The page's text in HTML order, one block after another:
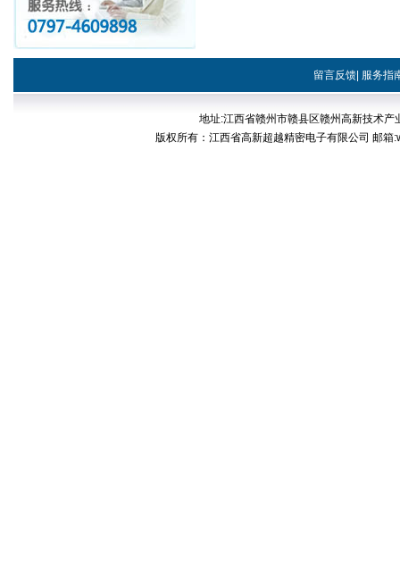
留言反馈 服务指
地址:江西省赣州市赣县区赣州高新技术
版权所有：江西省高新超越精密电子有限公司 邮